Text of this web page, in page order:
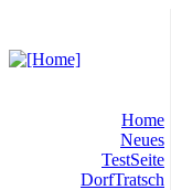
Home
Neues
TestSeite
DorfTratsch